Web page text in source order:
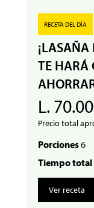
RECETA DEL DÍA
TE HARÁ
L. 70.00
Precio total
Porciones6
Tiempo total
Ver receta